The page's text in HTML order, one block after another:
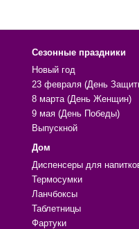
Сезонные праздники
Новый год
23 февраля (День
8 марта (День Женщин)
9 мая (День Победы)
Выпускной
Дом
Диспенсеры для
Термосумки
Ланчбоксы
Таблетницы
Фартуки